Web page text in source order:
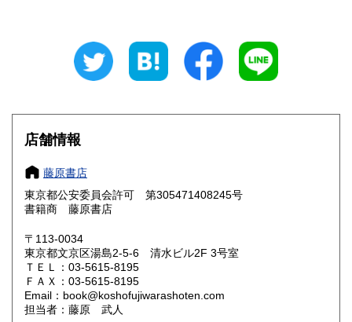
300円 三重県
大阪府
奈良県
鳥取県 300円 島根県
岡山県
山口県 300円
香川県 300円 愛媛県
店舗情報
藤原書店
東京都公安委員会許可 第305471408245号
書籍商 藤原書店
〒113-0034
東京都文京区湯島2-5-6 清水ビル2F 3号室
ＴＥＬ：03-5615-8195
ＦＡＸ：03-5615-8195
Email：book@koshofujiwarashoten.com
担当者：藤原 武人